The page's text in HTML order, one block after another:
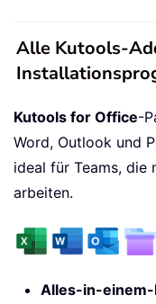
Alle Kutools-
Kutools for Office-
Word, Outlook und
ideal für Teams, die
arbeiten.
Alles-in-einem-